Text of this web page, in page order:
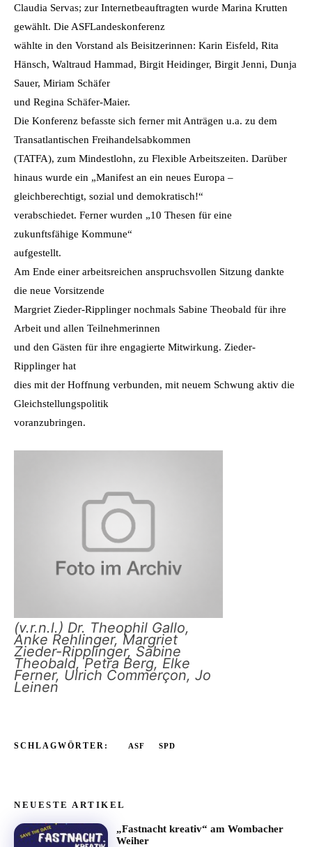
Claudia Servas; zur Internetbeauftragten wurde Marina Krutten
gewählt. Die ASFLandeskonferenz
wählte in den Vorstand als Beisitzerinnen: Karin Eisfeld, Rita
Hänsch, Waltraud Hammad, Birgit Heidinger, Birgit Jenni, Dunja
Sauer, Miriam Schäfer
und Regina Schäfer-Maier.
Die Konferenz befasste sich ferner mit Anträgen u.a. zu dem
Transatlantischen Freihandelsabkommen
(TATFA), zum Mindestlohn, zu Flexible Arbeitszeiten. Darüber
hinaus wurde ein „Manifest an ein neues Europa –
gleichberechtigt, sozial und demokratisch!“
verabschiedet. Ferner wurden „10 Thesen für eine
zukunftsfähige Kommune“
aufgestellt.
Am Ende einer arbeitsreichen anspruchsvollen Sitzung dankte
die neue Vorsitzende
Margriet Zieder-Ripplinger nochmals Sabine Theobald für ihre
Arbeit und allen Teilnehmerinnen
und den Gästen für ihre engagierte Mitwirkung. Zieder-
Ripplinger hat
dies mit der Hoffnung verbunden, mit neuem Schwung aktiv die
Gleichstellungspolitik
voranzubringen.
(v.r.n.l.) Dr. Theophil Gallo,
Anke Rehlinger, Margriet
Zieder-Ripplinger, Sabine
Theobald, Petra Berg, Elke
Ferner, Ulrich Commerçon, Jo
Leinen
SCHLAGWÖRTER: ASF SPD
NEUESTE ARTIKEL
„Fastnacht kreativ“ am Wombacher
Weiher